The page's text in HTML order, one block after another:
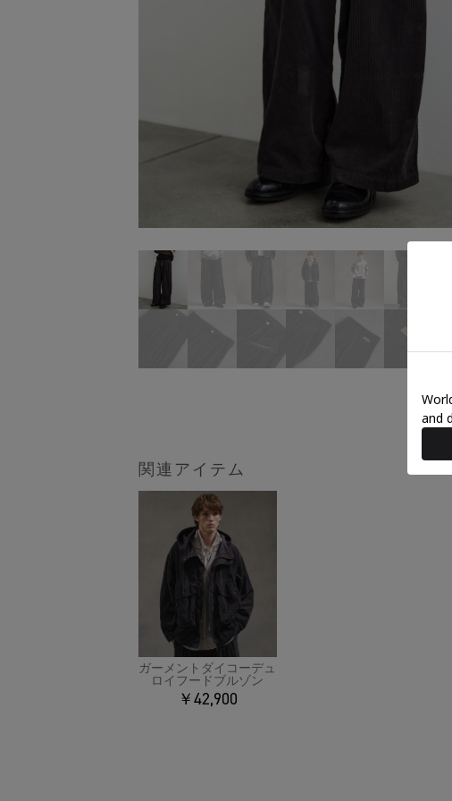
関連アイテム
ガーメントダイコーデュ
ロイフードブルゾン
￥42,900